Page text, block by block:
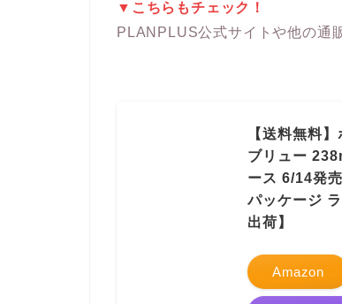
▼こちらもチェック！
PLANPLUS公式サイトや他の通
【送料無料
ブリュー
ース 6/14発
パッケージ
出荷】
Amazon